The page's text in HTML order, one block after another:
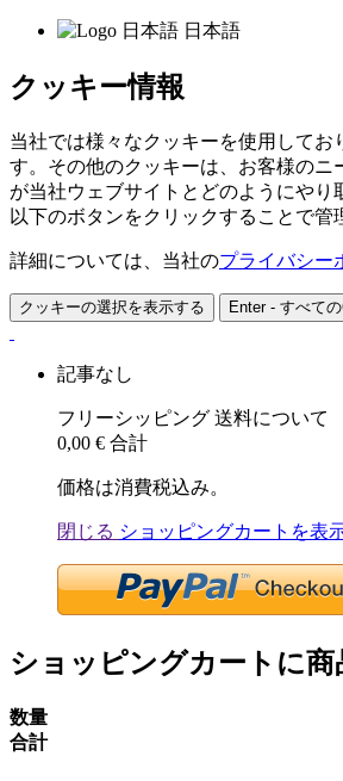
日本語
クッキー情報
当社では様々なクッキーを使用して
す。その他のクッキーは、お客様の
が当社ウェブサイトとどのようにや
以下のボタンをクリックすることで
詳細については、当社のプライバシー
クッキーの選択を表示する Enter - すべて
記事なし
フリーシッピング 送料について
0,00 € 合計
価格は消費税込み。
閉じる ショッピングカートを表
ショッピングカートに
数量
合計